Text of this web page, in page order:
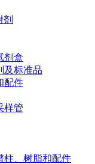
剂盒
及标准品
配件
样管
柱、树脂和配件